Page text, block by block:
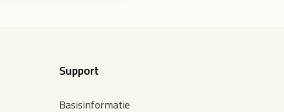
Support
Basisinformatie